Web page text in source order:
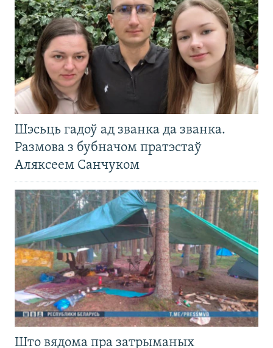
Шэсьць гадоў ад званка да званка.
Размова з бубначом пратэстаў
Аляксеем Санчуком
Што вядома пра затрыманых